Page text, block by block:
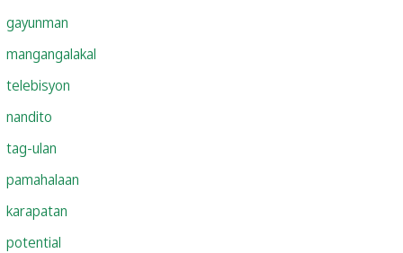
gayunman
mangangalakal
telebisyon
nandito
tag-ulan
pamahalaan
karapatan
potential